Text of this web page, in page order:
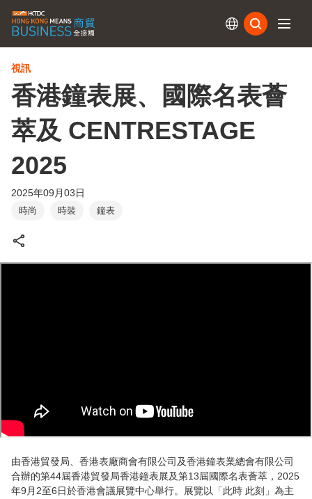
視訊
香港鐘表展、國際名表薈
萃及 CENTRESTAGE
2025
2025年09月03日
時尚 時裝 鐘表
由香港貿發局、香港表廠商會有限公司及香港鐘表業總會有限公司
合辦的第44屆香港貿發局香港鐘表展及第13屆國際名表薈萃，2025
年9月2至6日於香港會議展覽中心舉行。展覽以「此時 此刻」為主